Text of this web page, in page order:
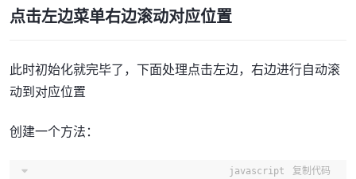
点击左边菜单右边滚动对应位置
此时初始化就完毕了，下面处理点击左边，右边进行自动滚
动到对应位置
创建一个方法：
javascript 复制代码